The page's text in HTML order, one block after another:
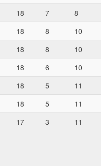
18 7 8
18 8 10
18 8 10
18 6 10
18 5 11
18 5 11
17 3 11